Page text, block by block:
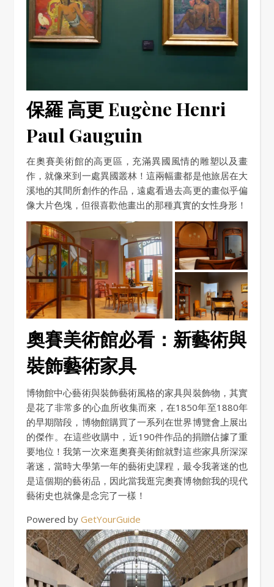
保羅 高更 Eugène Henri
Paul Gauguin
在奧賽美術館的高更區，充滿異國風情的雕塑以及畫
作，就像來到一處異國叢林！這兩幅畫都是他旅居在大
溪地的其間所創作的作品，遠處看過去高更的畫似乎偏
像大片色塊，但很喜歡他畫出的那種真實的女性身形！
奧賽美術館必看：新藝術與
裝飾藝術家具
博物館中心藝術與裝飾藝術風格的家具與裝飾物，其實
是花了非常多的心血所收集而來，在1850年至1880年
的早期階段，博物館購買了一系列在世界博覽會上展出
的傑作。在這些收購中，近190件作品的捐贈佔據了重
要地位！我第一次來逛奧賽美術館就對這些家具所深深
著迷，當時大學第一年的藝術史課程，最令我著迷的也
是這個期的藝術品，因此當我逛完奧賽博物館我的現代
藝術史也就像是念完了一樣！
Powered by GetYourGuide